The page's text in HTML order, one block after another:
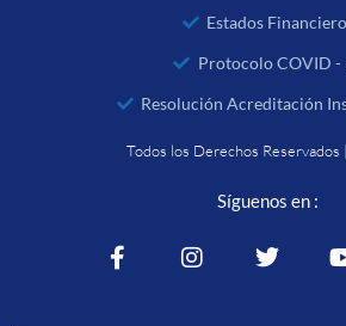
Estados
Protocolo COVID -
Resolución Acreditación
Todos los Derechos
Síguenos en :